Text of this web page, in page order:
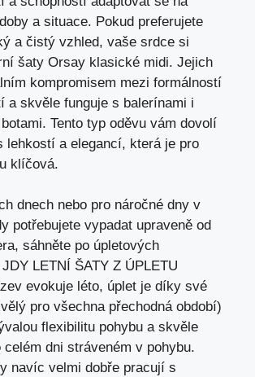
a situace. Pokud preferujete
a čistý vzhled, vaše srdce si
šaty Orsay klasické midi. Jejich
kompromisem mezi formálností
a skvěle funguje s balerínami i
Tento typ oděvu vám dovolí
lehkostí a elegancí, která je pro
klíčová.
dnech nebo pro náročné dny v
potřebujete vypadat upraveně od
sáhněte po úpletových
LETNÍ ŠATY Z ÚPLETU
evokuje léto, úplet je díky své
pro všechna přechodná období)
flexibilitu pohybu a skvěle
dni stráveném v pohybu.
navíc velmi dobře pracují s